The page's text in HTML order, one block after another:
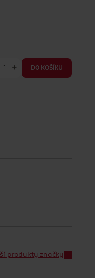
+ DO KOŠÍKU
produkty značky